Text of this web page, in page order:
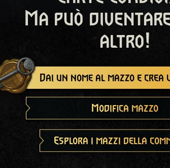
Ma può
altro!
Dai un nome al mazzo e crea
Modifica mazzo
Esplora i mazzi della